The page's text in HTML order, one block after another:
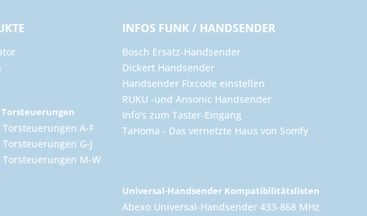
A-F
G-J
M-W
INFOS FUNK / HANDSENDER
Bosch Ersatz-Handsender
Dickert Handsender
Handsender Fixcode einstellen
RUKU -und Ansonic Handsender
Info's zum Taster-Eingang
TaHoma - Das vernetzte Haus von Somfy
Universal-Handsender Kompatibilitätslisten
Abexo Universal-Handsender 433-868 MHz